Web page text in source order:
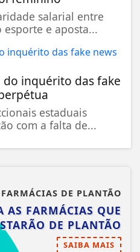
salarial entre
e aposta...
do inquérito das fake
estaduais
com a falta de...
FARMÁCIAS DE PLANTÃO
AS FARMÁCIAS QUE
DE PLANTÃO
SAIBA MAIS